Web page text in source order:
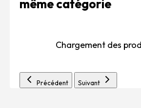
même catégorie
Chargement des
Précédent Suivant